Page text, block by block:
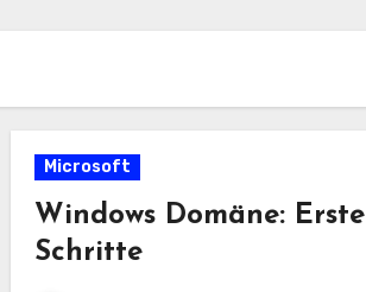
Microsoft
Windows Domäne: Erste
Schritte